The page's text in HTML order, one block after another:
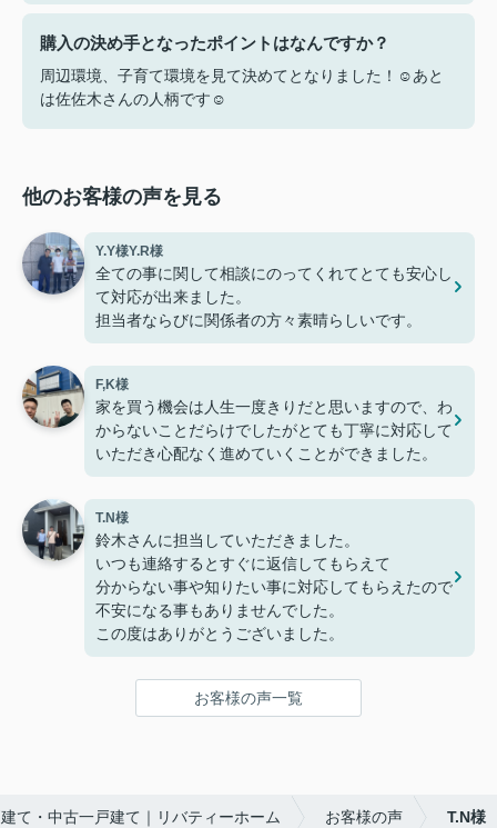
購入の決め手となったポイントはなんですか？
周辺環境、子育て環境を見て決めてとなりました！☺あと
は佐佐木さんの人柄です☺
他のお客様の声を見る
Y.Y様Y.R様
全ての事に関して相談にのってくれてとても安心し
て対応が出来ました。
担当者ならびに関係者の方々素晴らしいです。
F,K様
家を買う機会は人生一度きりだと思いますので、わ
からないことだらけでしたがとても丁寧に対応して
いただき心配なく進めていくことができました。
T.N様
鈴木さんに担当していただきました。
いつも連絡するとすぐに返信してもらえて
分からない事や知りたい事に対応してもらえたので
不安になる事もありませんでした。
この度はありがとうございました。
お客様の声一覧
て・中古一戸建て｜リバティーホーム お客様の声 T.N様